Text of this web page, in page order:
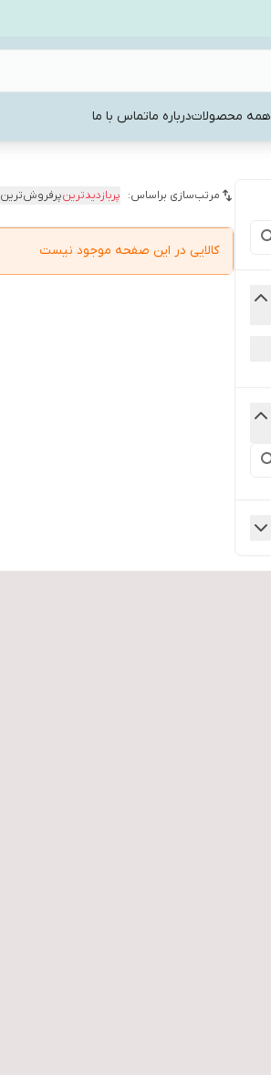
همه محصولاتدرباره ماتماس با ما
مرتب‌سازی براساس: پربازدیدترینپرفروش‌ترین
کالایی در این صفحه موجود نیست